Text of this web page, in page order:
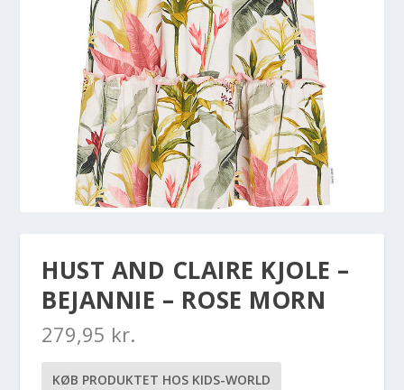
HUST AND CLAIRE KJOLE –
BEJANNIE – ROSE MORN
279,95 kr.
KØB PRODUKTET HOS KIDS-WORLD